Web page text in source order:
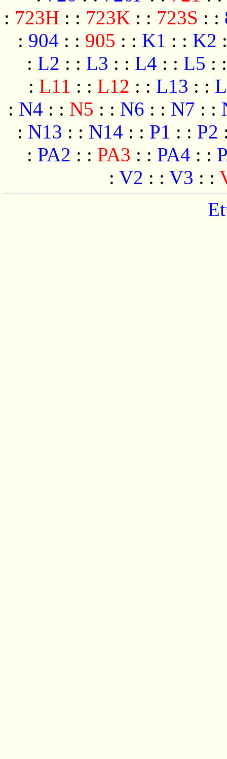
: 723H : : 723K : : 723S : :
: 904 : : 905 : : K1 : : K2 :
: L2 : : L3 : : L4 : : L5 :
: L11 : : L12 : : L13 : :
: N4 : : N5 : : N6 : : N7 : :
: N13 : : N14 : : P1 : : P2
: PA2 : : PA3 : : PA4 : :
: V2 : : V3 : :